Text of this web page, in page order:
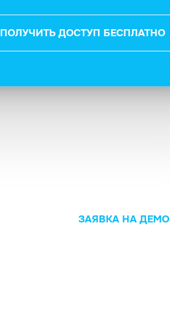
ПОЛУЧИТЬ ДОСТУП БЕСПЛАТНО
ЗАЯВКА НА ДЕМО